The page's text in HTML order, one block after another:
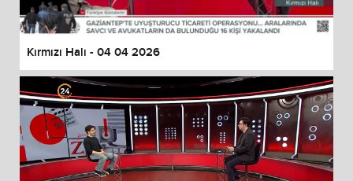
Kırmızı Halı - 04 04 2026